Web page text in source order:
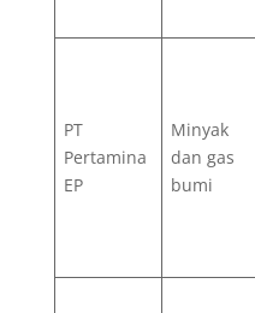
PT
Pertamina
EP
Minyak
dan gas
bumi